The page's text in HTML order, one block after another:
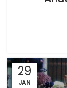
29
JAN